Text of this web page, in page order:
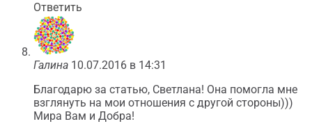
Ответить
Галина 10.07.2016 в 14:31
Благодарю за статью, Светлана! Она помогла мне
взглянуть на мои отношения с другой стороны)))
Мира Вам и Добра!